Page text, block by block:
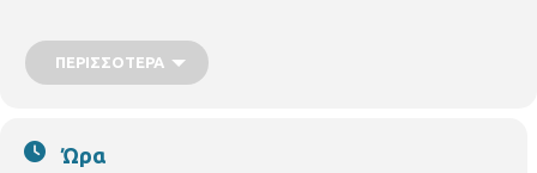
Χορευτικά του
ΕΙΣΟΔΟΣ ΕΛΕΥΘΕΡΗ
ΠΕΡΙΣΣΌΤΕΡΑ
Ώρα